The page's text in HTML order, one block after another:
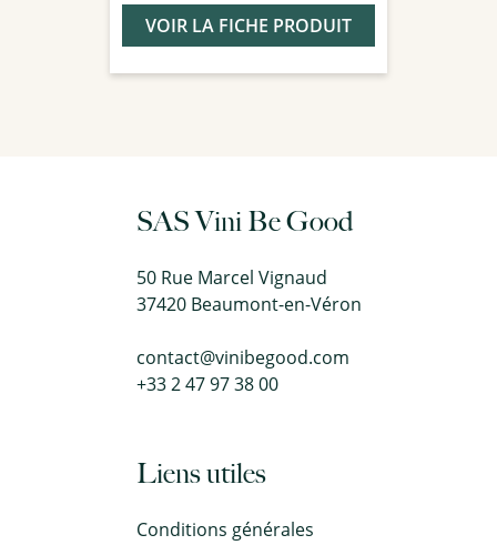
VOIR LA FICHE PRODUIT
SAS Vini Be Good
50 Rue Marcel Vignaud
37420 Beaumont-en-Véron
contact@vinibegood.com
+33 2 47 97 38 00
Liens utiles
Conditions générales